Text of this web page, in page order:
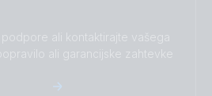
ali kontaktirajte vašega
ali garancijske zahtevke